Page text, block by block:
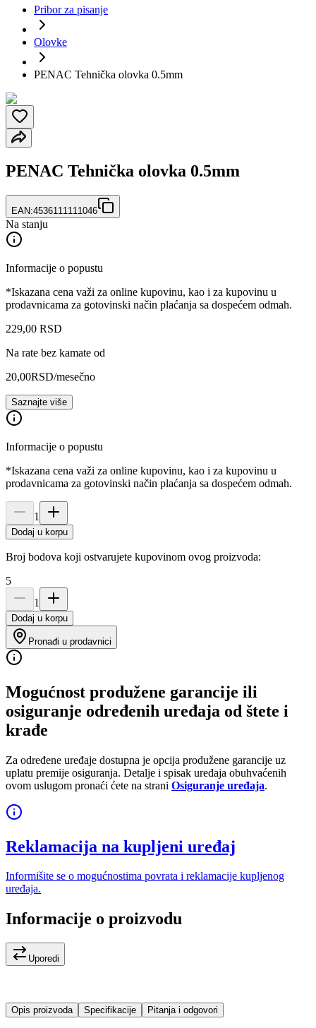
Pribor za pisanje
Olovke
PENAC Tehnička olovka 0.5mm
PENAC Tehnička olovka 0.5mm
EAN:4536111111046
Na stanju
Informacije o popustu
*Iskazana cena važi za online kupovinu, kao i za kupovinu u
prodavnicama za gotovinski način plaćanja sa dospećem odmah.
229,00 RSD
Na rate bez kamate od
20,00RSD/mesečno
Saznajte više
Informacije o popustu
*Iskazana cena važi za online kupovinu, kao i za kupovinu u
prodavnicama za gotovinski način plaćanja sa dospećem odmah.
1
Dodaj u korpu
Broj bodova koji ostvarujete kupovinom ovog proizvoda:
5
1
Dodaj u korpu
Pronađi u prodavnici
Mogućnost produžene garancije ili
osiguranje određenih uređaja od štete i
krađe
Za određene uređaje dostupna je opcija produžene garancije uz
uplatu premije osiguranja. Detalje i spisak uređaja obuhvaćenih
ovom uslugom pronaći ćete na strani Osiguranje uređaja.
Reklamacija na kupljeni uređaj
Informišite se o mogućnostima povrata i reklamacije kupljenog
uređaja.
Informacije o proizvodu
Uporedi
Opis proizvoda Specifikacije Pitanja i odgovori